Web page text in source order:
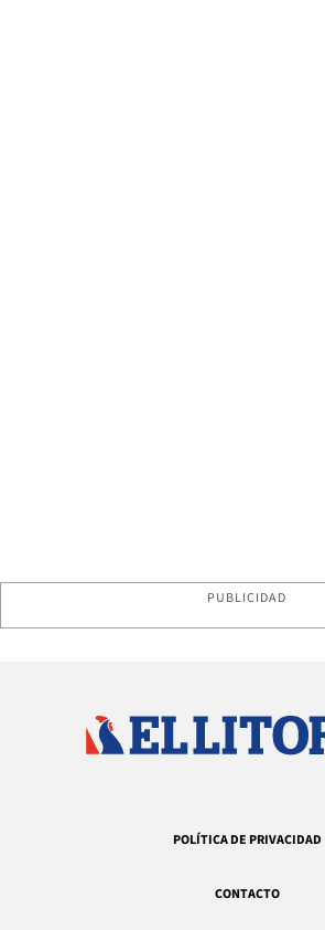
PUBLICIDAD
POLÍTICA DE PRIVACIDAD
CONTACTO